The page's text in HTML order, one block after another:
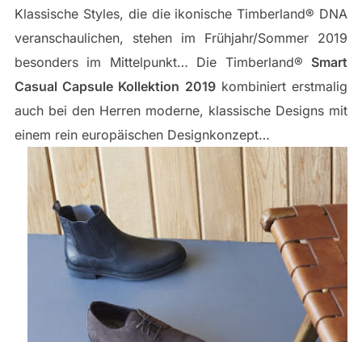
Klassische Styles, die die ikonische Timberland® DNA
veranschaulichen, stehen im Frühjahr/Sommer 2019
besonders im Mittelpunkt… Die Timberland® Smart
Casual Capsule Kollektion 2019kombiniert erstmalig
auch bei den Herren moderne, klassische Designs mit
einem rein europäischen Designkonzept…